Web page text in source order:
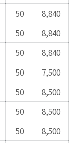
50
8,840
50
8,840
50
8,840
50
7,500
50
8,500
50
8,500
50
8,500